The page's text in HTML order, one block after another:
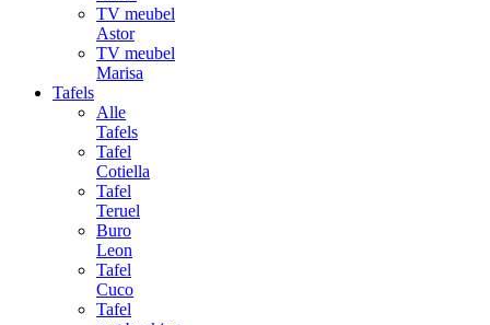
TV meubel
Astor
TV meubel
Marisa
Tafels
Alle
Tafels
Tafel
Cotiella
Tafel
Teruel
Buro
Leon
Tafel
Cuco
Tafel